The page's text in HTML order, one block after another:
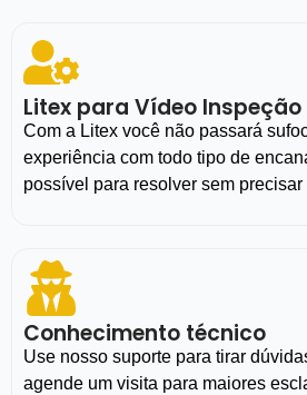
Litex para Vídeo Inspeção
Com a Litex você não passará
experiência com todo tipo de
possível para resolver sem precisar
Conhecimento técnico
Use nosso suporte para tirar
agende um visita para maiores